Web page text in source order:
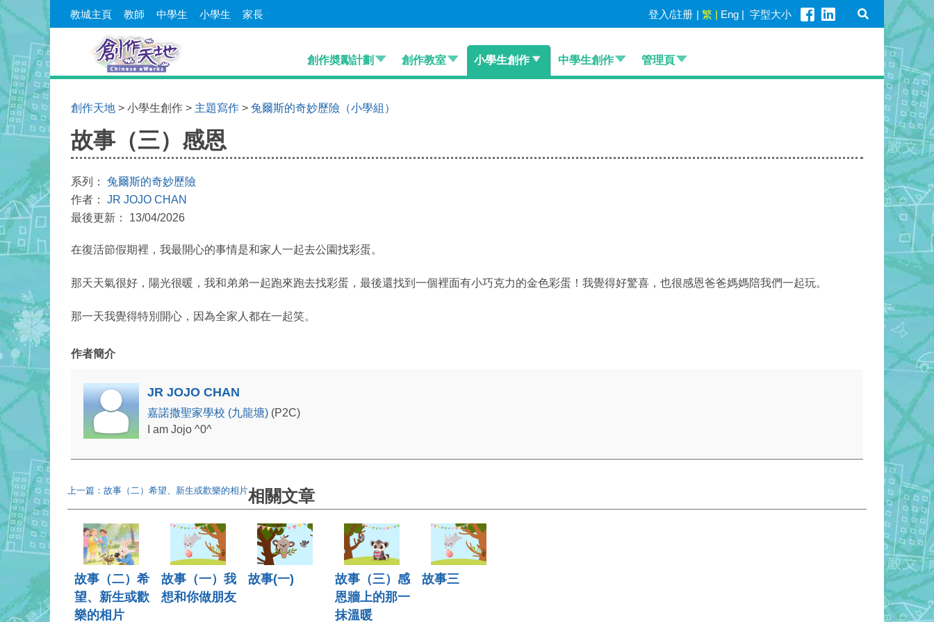
教城主頁 教師 中學生 小學生 家長 登入/註册 | 繁 | Eng | 字型大小
創作奬勵計劃 創作教室 小學生創作 中學生創作 管理頁
創作天地 > 小學生創作 > 主題寫作 > 兔爾斯的奇妙歷險（小學組）
故事（三）感恩
系列： 兔爾斯的奇妙歷險
作者： JR JOJO CHAN
最後更新： 13/04/2026
在復活節假期裡，我最開心的事情是和家人一起去公園找彩蛋。
那天天氣很好，陽光很暖，我和弟弟一起跑來跑去找彩蛋，最後還找到一個裡面有小巧克力的金色彩蛋！我覺得好驚喜，也很感恩爸爸媽媽陪我們一起玩。
那一天我覺得特別開心，因為全家人都在一起笑。
作者簡介
JR JOJO CHAN
嘉諾撒聖家學校 (九龍塘) (P2C)
I am Jojo ^0^
上一篇：故事（二）希望、新生或歡樂的相片相關文章
故事（二）希
望、新生或歡
樂的相片
故事（一）我
想和你做朋友
故事(一)
故事（三）感
恩牆上的那一
抹溫暖
故事三